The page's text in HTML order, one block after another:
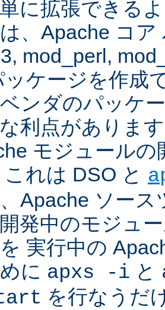
に拡張できる
、Apache コ
mod_perl,
ッケージを作成
ンダのパッケ
利点がありま
モジュール
れは DSO と
Apache ソー
発中のモジュ
実行中の
に apxs -i と
を行なうだ